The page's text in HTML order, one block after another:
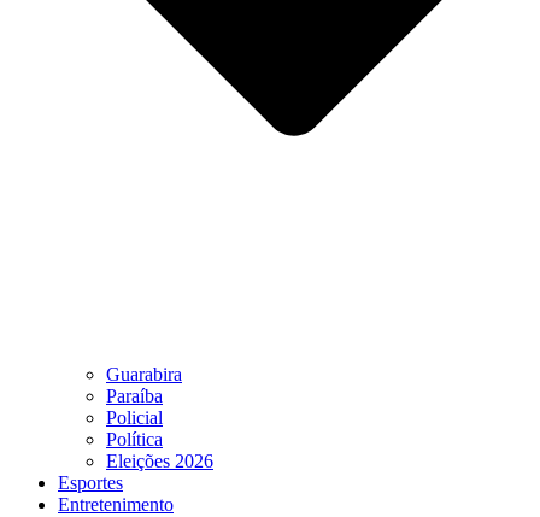
Guarabira
Paraíba
Policial
Política
Eleições 2026
Esportes
Entretenimento